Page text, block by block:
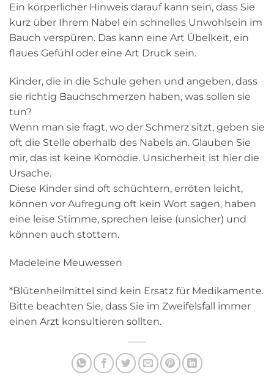
Ein körperlicher Hinweis darauf kann sein, dass Sie
kurz über Ihrem Nabel ein schnelles Unwohlsein im
Bauch verspüren. Das kann eine Art Übelkeit, ein
flaues Gefühl oder eine Art Druck sein.
Kinder, die in die Schule gehen und angeben, dass
sie richtig Bauchschmerzen haben, was sollen sie
tun?
Wenn man sie fragt, wo der Schmerz sitzt, geben sie
oft die Stelle oberhalb des Nabels an. Glauben Sie
mir, das ist keine Komödie. Unsicherheit ist hier die
Ursache.
Diese Kinder sind oft schüchtern, erröten leicht,
können vor Aufregung oft kein Wort sagen, haben
eine leise Stimme, sprechen leise (unsicher) und
können auch stottern.
Madeleine Meuwessen
*Blütenheilmittel sind kein Ersatz für Medikamente.
Bitte beachten Sie, dass Sie im Zweifelsfall immer
einen Arzt konsultieren sollten.